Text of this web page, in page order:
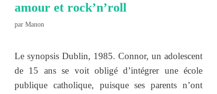
amour et rock’n’roll
par Manon
Le synopsis Dublin, 1985. Connor, un adolescent
de 15 ans se voit obligé d’intégrer une école
publique catholique, puisque ses parents n’ont